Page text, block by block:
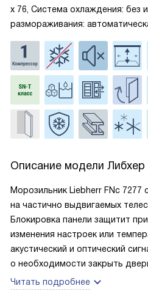
х 76, Система охлаждения: без
размораживания:
Описание модели Либхер
Морозильник Liebherr FNc
на частично выдвигаемых
Блокировка панели защитит
изменения настроек или
акустический и оптический
о необходимости закрыть
Читать подробнее